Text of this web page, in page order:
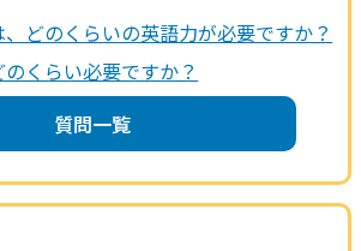
どのくらいの英語力が必要ですか？
くらい必要ですか？
質問一覧